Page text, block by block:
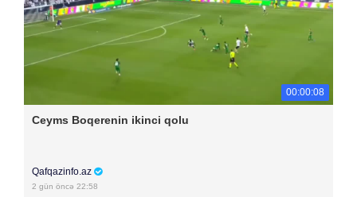
00:00:08
Ceyms Boqerenin ikinci qolu
Qafqazinfo.az
2 gün öncə 22:58